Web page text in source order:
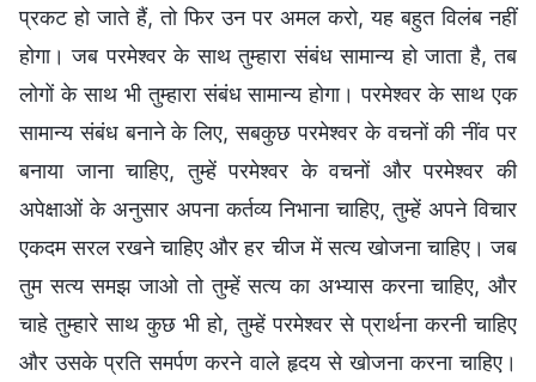
प्रकट हो जाते हैं, तो फिर उन पर अमल करो, यह बहुत विलंब नहीं
होगा। जब परमेश्वर के साथ तुम्हारा संबंध सामान्य हो जाता है, तब
लोगों के साथ भी तुम्हारा संबंध सामान्य होगा। परमेश्वर के साथ एक
सामान्य संबंध बनाने के लिए, सबकुछ परमेश्वर के वचनों की नींव पर
बनाया जाना चाहिए, तुम्हें परमेश्वर के वचनों और परमेश्वर की
अपेक्षाओं के अनुसार अपना कर्तव्य निभाना चाहिए, तुम्हें अपने विचार
एकदम सरल रखने चाहिए और हर चीज में सत्य खोजना चाहिए। जब
तुम सत्य समझ जाओ तो तुम्हें सत्य का अभ्यास करना चाहिए, और
चाहे तुम्हारे साथ कुछ भी हो, तुम्हें परमेश्वर से प्रार्थना करनी चाहिए
और उसके प्रति समर्पण करने वाले हृदय से खोजना करना चाहिए।